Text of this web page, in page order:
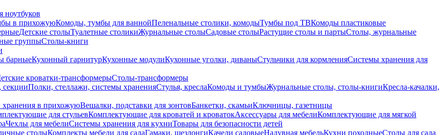
ноутбуков
в прихожуюКомоды, тумбы для ваннойПеленальные столики, комодыТумбы под ТВКомоды пластиковые
Детские столыТуалетные столикиЖурнальные столыСадовые столыРастущие столы и партыСтолы, журнальные
группыСтолы-книги
барныеКухонный гарнитурКухонные модулиКухонные уголки, диваныСтульчики для кормленияСистемы хранения для
кроватки-трансформерыСтолы-трансформеры
Полки, стеллажи, системы храненияСтулья, креслаКомоды и тумбыЖурнальные столы, столы-книгиКресла-качалки,
в прихожуюВешалки, подставки для зонтовБанкетки, скамьиКлючницы, газетницы
для стульевКомплектующие для кроватей и кроватокАксессуары для мебелиКомплектующие для мягкой
Чехлы для мебелиСистемы хранения для кухниТовары для безопасности детей
столыКомплекты мебели для садаГамаки, шезлонгиКачели садовыеНадувная мебельКухни походныеСтолы для сада